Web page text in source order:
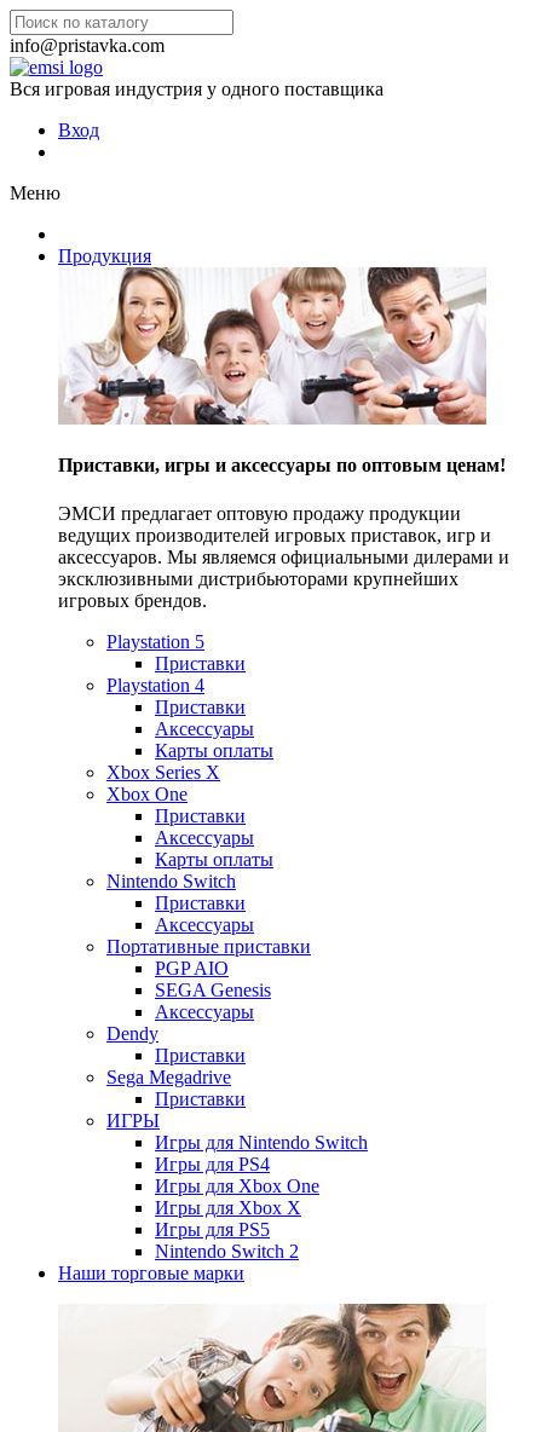
info@pristavka.com
Вся игровая индустрия у одного поставщика
Вход
Меню
Продукция
Приставки, игры и аксессуары по оптовым ценам!
ЭМСИ предлагает оптовую продажу продукции
ведущих производителей игровых приставок, игр и
аксессуаров. Мы являемся официальными дилерами и
эксклюзивными дистрибьюторами крупнейших
игровых брендов.
Playstation 5
Приставки
Playstation 4
Приставки
Аксессуары
Карты оплаты
Xbox Series X
Xbox One
Приставки
Аксессуары
Карты оплаты
Nintendo Switch
Приставки
Аксессуары
Портативные приставки
PGP AIO
SEGA Genesis
Аксессуары
Dendy
Приставки
Sega Megadrive
Приставки
ИГРЫ
Игры для Nintendo Switch
Игры для PS4
Игры для Xbox One
Игры для Xbox X
Игры для PS5
Nintendo Switch 2
Наши торговые марки